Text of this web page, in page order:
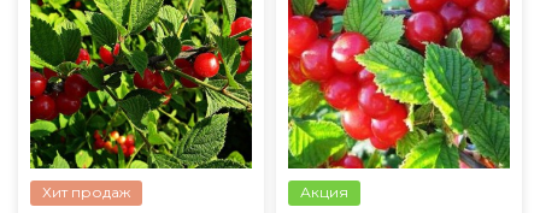
Хит продаж Акция